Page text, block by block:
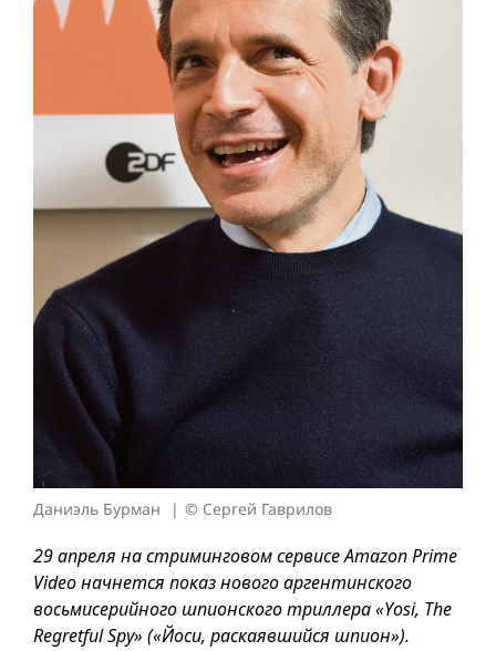
Даниэль Бурман © Сергей Гаврилов
29 апреля на стриминговом сервисе Amazon Prime
Video начнется показ нового аргентинского
восьмисерийного шпионского триллера «Yosi, The
Regretful Spy» («Йоси, раскаявшийся шпион»).